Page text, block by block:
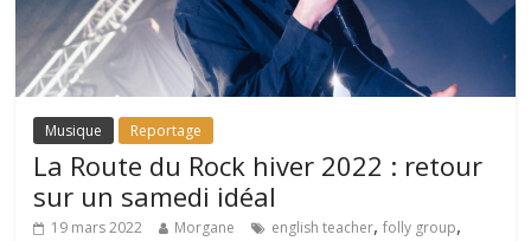
Musique Reportage
La Route du Rock hiver 2022 : retour
sur un samedi idéal
19 mars 2022 Morgane english teacher,folly group,